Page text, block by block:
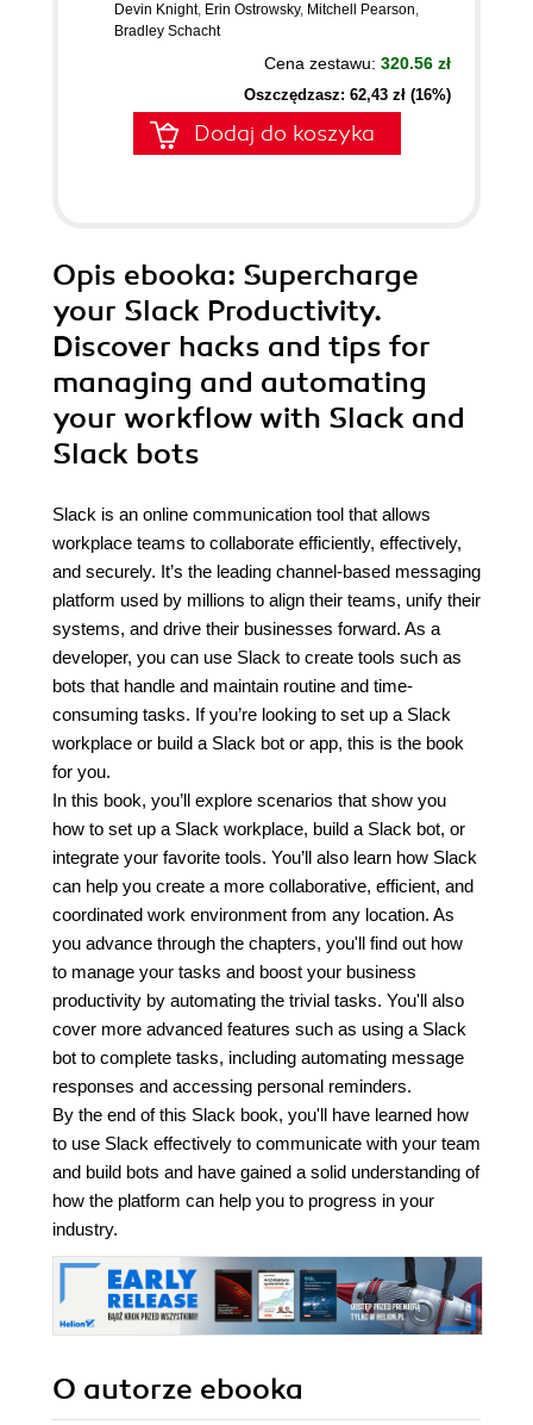
Devin Knight, Erin Ostrowsky, Mitchell Pearson,
Bradley Schacht
Cena zestawu: 320.56 zł
Oszczędzasz: 62,43 zł (16%)
Dodaj do koszyka
Opis ebooka: Supercharge
your Slack Productivity.
Discover hacks and tips for
managing and automating
your workflow with Slack and
Slack bots
Slack is an online communication tool that allows
workplace teams to collaborate efficiently, effectively,
and securely. It’s the leading channel-based messaging
platform used by millions to align their teams, unify their
systems, and drive their businesses forward. As a
developer, you can use Slack to create tools such as
bots that handle and maintain routine and time-
consuming tasks. If you’re looking to set up a Slack
workplace or build a Slack bot or app, this is the book
for you.
In this book, you’ll explore scenarios that show you
how to set up a Slack workplace, build a Slack bot, or
integrate your favorite tools. You’ll also learn how Slack
can help you create a more collaborative, efficient, and
coordinated work environment from any location. As
you advance through the chapters, you'll find out how
to manage your tasks and boost your business
productivity by automating the trivial tasks. You'll also
cover more advanced features such as using a Slack
bot to complete tasks, including automating message
responses and accessing personal reminders.
By the end of this Slack book, you'll have learned how
to use Slack effectively to communicate with your team
and build bots and have gained a solid understanding of
how the platform can help you to progress in your
industry.
O autorze ebooka